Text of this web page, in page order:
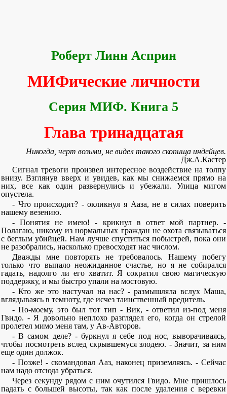
Роберт Линн Асприн
МИФические личности
Серия МИФ. Книга 5
Глава тринадцатая
Никогда, черт возьми, не видел такого скопища индейцев.
Дж.А.Кастер
Сигнал тревоги произвел интересное воздействие на толпу
внизу. Взглянув вверх и увидев, как мы снижаемся прямо на
них, все как один развернулись и убежали. Улица мигом
опустела.
- Что происходит? - окликнул я Ааза, не в силах поверить
нашему везению.
- Понятия не имею! - крикнул в ответ мой партнер. -
Полагаю, никому из нормальных граждан не охота связываться
с беглым убийцей. Нам лучше спуститься побыстрей, пока они
не разобрались, насколько превосходят нас числом.
Дважды мне повторять не требовалось. Нашему побегу
только что выпало неожиданное счастье, но я не собирался
гадать, надолго ли его хватит. Я сократил свою магическую
поддержку, и мы быстро упали на мостовую.
- Кто же это настучал на нас? - размышляла вслух Маша,
вглядываясь в темноту, где исчез таинственный вредитель.
- По-моему, это был тот тип - Вик, - ответил из-под меня
Гвидо. - Я довольно неплохо разглядел его, когда он стрелой
пролетел мимо меня там, у Ав-Авторов.
- В самом деле? - буркнул я себе под нос, выворачиваясь,
чтобы посмотреть вслед скрывшемуся злодею. - Значит, за ним
еще один должок.
- Позже! - скомандовал Ааз, наконец приземляясь. - Сейчас
нам надо отсюда убраться.
Через секунду рядом с ним очутился Гвидо. Мне пришлось
падать с большей высоты, так как после удаления с веревки